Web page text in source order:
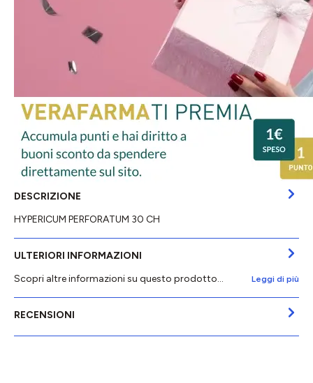
DESCRIZIONE
HYPERICUM PERFORATUM 30 CH
ULTERIORI INFORMAZIONI
Scopri altre informazioni su questo prodotto...
Leggi di più
RECENSIONI